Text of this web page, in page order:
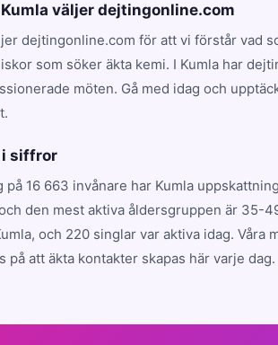
väljer dejtingonline.com
dejtingonline.com för att vi förstår vad
som söker äkta kemi. I Kumla har
möten. Gå med idag och
i siffror
på 16 663 invånare har Kumla
den mest aktiva åldersgruppen är 35-
och 220 singlar var aktiva idag. Våra
på att äkta kontakter skapas här varje dag.